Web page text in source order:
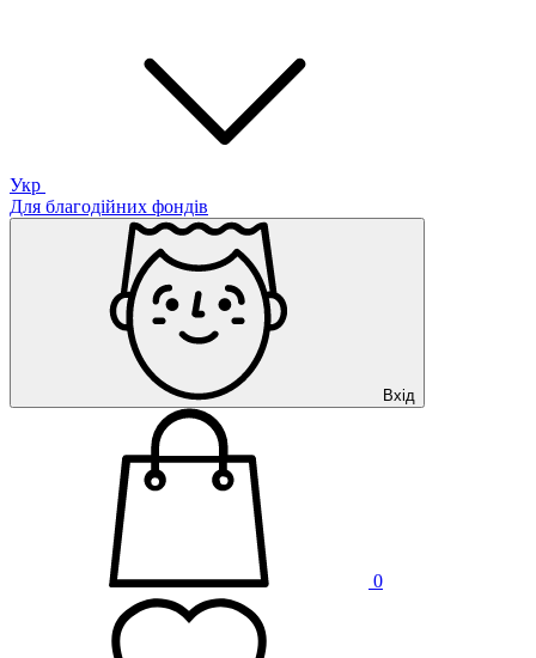
Укр
Для благодійних фондів
Вхід
0